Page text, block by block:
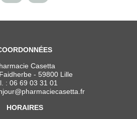
Casetta
- 59800 Lille
: 06 69 03 31 01
@pharmaciecasetta.fr
HORAIRES